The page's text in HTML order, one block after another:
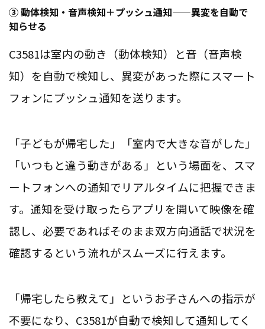
③ 動体検知・音声検知＋プッシュ通知——異変を自動で
知らせる
C3581は室内の動き（動体検知）と音（音声検
知）を自動で検知し、異変があった際にスマート
フォンにプッシュ通知を送ります。
「子どもが帰宅した」「室内で大きな音がした」
「いつもと違う動きがある」という場面を、スマ
ートフォンへの通知でリアルタイムに把握できま
す。通知を受け取ったらアプリを開いて映像を確
認し、必要であればそのまま双方向通話で状況を
確認するという流れがスムーズに行えます。
「帰宅したら教えて」というお子さんへの指示が
不要になり、C3581が自動で検知して通知してく